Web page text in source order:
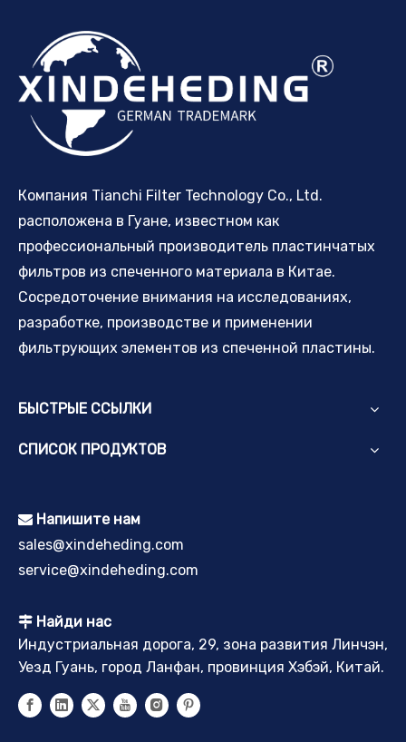
Компания Tianchi Filter Technology Co., Ltd.
расположена в Гуане, известном как
профессиональный производитель пластинчатых
фильтров из спеченного материала в Китае.
Сосредоточение внимания на исследованиях,
разработке, производстве и применении
фильтрующих элементов из спеченной пластины.
БЫСТРЫЕ ССЫЛКИ
СПИСОК ПРОДУКТОВ
 Напишите нам
sales@xindeheding.com
service@xindeheding.com
 Найди нас
Индустриальная дорога, 29, зона развития Линчэн,
Уезд Гуань, город Ланфан, провинция Хэбэй, Китай.